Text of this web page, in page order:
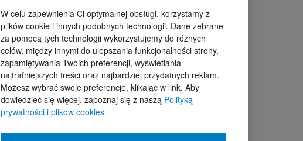
W celu zapewnienia Ci optymalnej obsługi, korzystamy z
plików cookie i innych podobnych technologii. Dane zebrane
za pomocą tych technologii wykorzystujemy do różnych
celów, między innymi do ulepszania funkcjonalności strony,
zapamiętywania Twoich preferencji, wyświetlania
najtrafniejszych treści oraz najbardziej przydatnych reklam.
Możesz wybrać swoje preferencje, klikając w link. Aby
dowiedzieć się więcej, zapoznaj się z naszą Polityką
prywatności i plików cookies